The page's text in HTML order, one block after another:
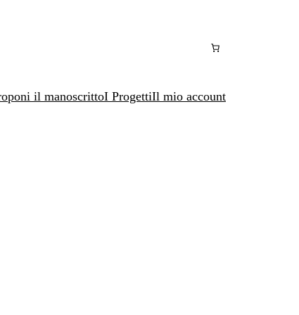
il manoscrittoI ProgettiIl mio account